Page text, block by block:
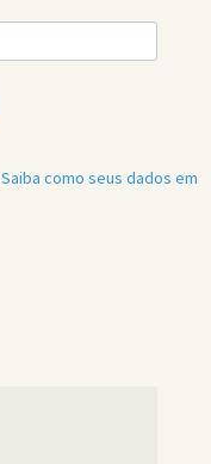
Saiba como seus dados em